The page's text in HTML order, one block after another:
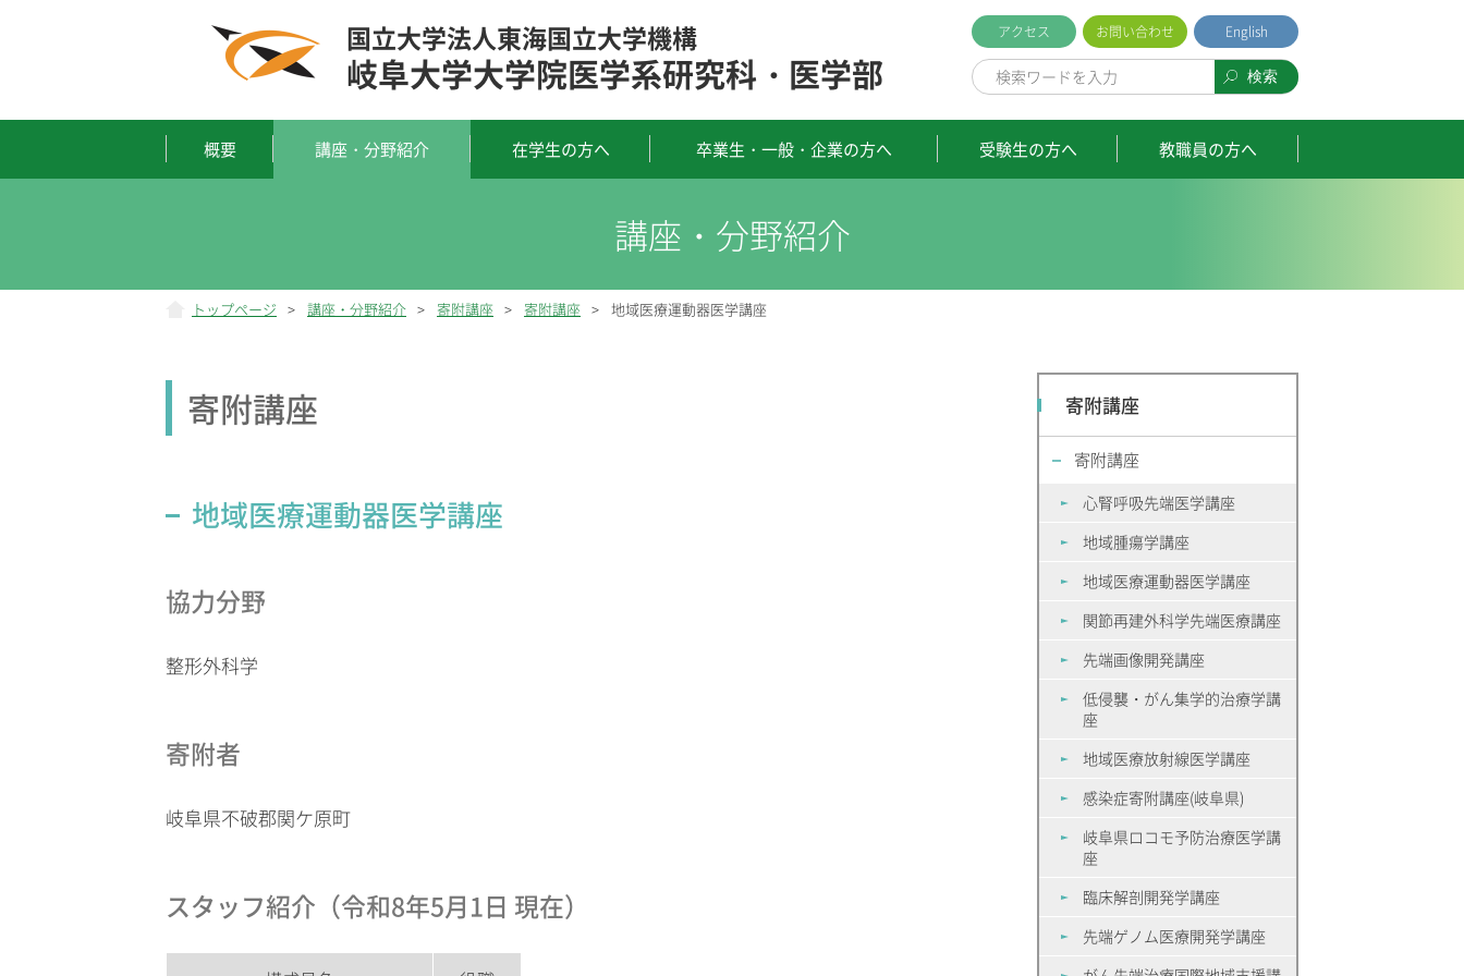
国立大学法人東海国立大学機構
岐阜大学大学院医学系研究科・医学部
アクセス お問い合わせ English
概要 講座・分野紹介 在学生の方へ 卒業生・一般・企業の方へ 受験生の方へ 教職員の方へ
トップページ > 講座・分野紹介 > 寄附講座 > 寄附講座 > 地域医療運動器医学講座
寄附講座
地域医療運動器医学講座
協力分野
整形外科学
寄附者
岐阜県不破郡関ケ原町
スタッフ紹介（令和8年5月1日 現在）
寄附講座
寄附講座
心腎呼吸先端医学講座
地域腫瘍学講座
地域医療運動器医学講座
関節再建外科学先端医療講座
先端画像開発講座
低侵襲・がん集学的治療学講
座
地域医療放射線医学講座
感染症寄附講座(岐阜県)
岐阜県ロコモ予防治療医学講
座
臨床解剖開発学講座
先端ゲノム医療開発学講座